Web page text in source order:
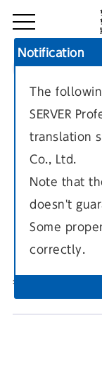
しぶや
ト版
毎月2回（1日・
Notification
The
SERVER
translation
Co., Ltd.
Note that
doesn't
Some
correctly.